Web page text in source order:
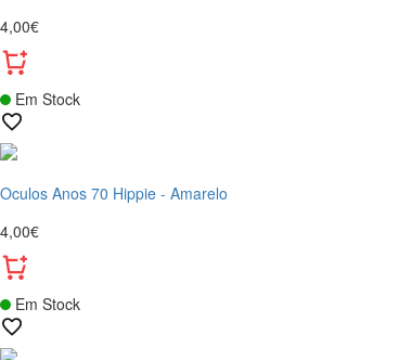
4,00€
Em Stock
Oculos Anos 70 Hippie - Amarelo
4,00€
Em Stock